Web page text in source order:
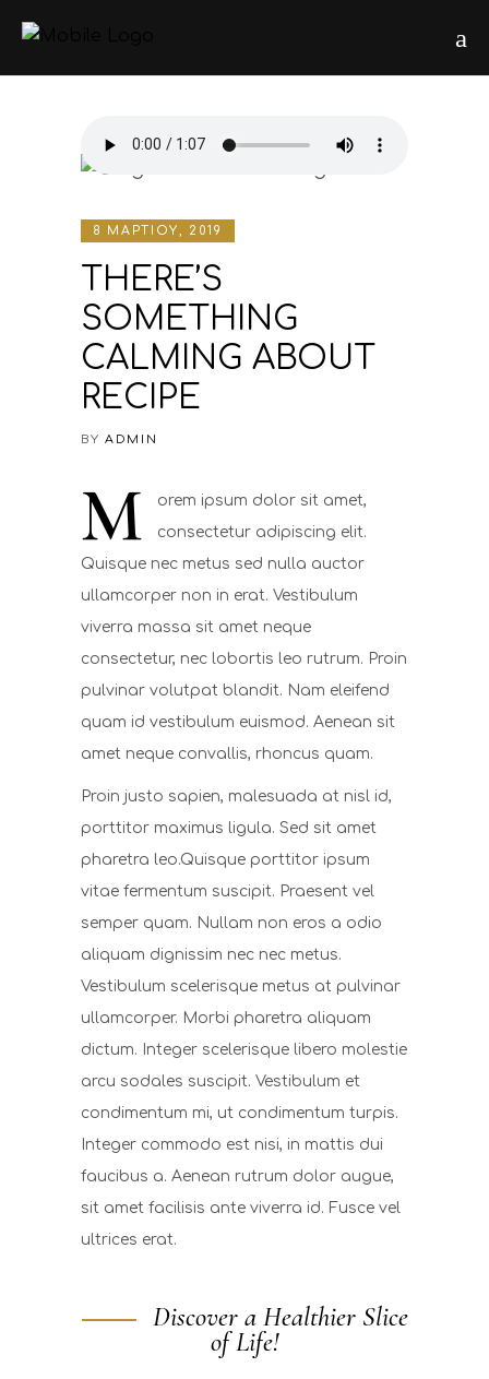
8 ΜΑΡΤΊΟΥ, 2019
THERE’S
SOMETHING
CALMING ABOUT
RECIPE
BY ADMIN
M
orem ipsum dolor sit amet,
consectetur adipiscing elit.
Quisque nec metus sed nulla auctor
ullamcorper non in erat. Vestibulum
viverra massa sit amet neque
consectetur, nec lobortis leo rutrum. Proin
pulvinar volutpat blandit. Nam eleifend
quam id vestibulum euismod. Aenean sit
amet neque convallis, rhoncus quam.
Proin justo sapien, malesuada at nisl id,
porttitor maximus ligula. Sed sit amet
pharetra leo.Quisque porttitor ipsum
vitae fermentum suscipit. Praesent vel
semper quam. Nullam non eros a odio
aliquam dignissim nec nec metus.
Vestibulum scelerisque metus at pulvinar
ullamcorper. Morbi pharetra aliquam
dictum. Integer scelerisque libero molestie
arcu sodales suscipit. Vestibulum et
condimentum mi, ut condimentum turpis.
Integer commodo est nisi, in mattis dui
faucibus a. Aenean rutrum dolor augue,
sit amet facilisis ante viverra id. Fusce vel
ultrices erat.
Discover a Healthier Slice
of Life!